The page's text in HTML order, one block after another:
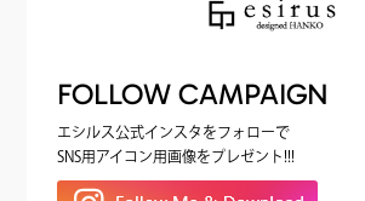
FOLLOW CAMPAIGN
エシルス公式インスタをフォローで
SNS用アイコン用画像をプレゼント!!!